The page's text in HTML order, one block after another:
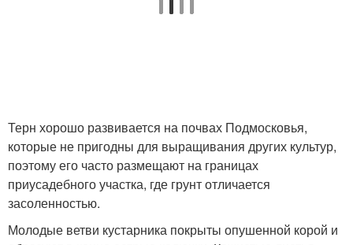
Терн хорошо развивается на почвах Подмосковья,
которые не пригодны для выращивания других культур,
поэтому его часто размещают на границах
приусадебного участка, где грунт отличается
засоленностью.
Молодые ветви кустарника покрыты опушенной корой и